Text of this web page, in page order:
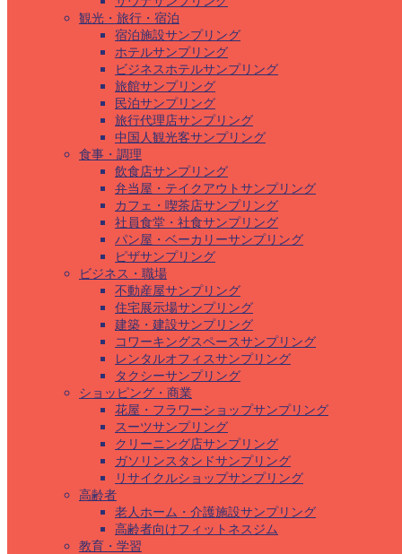
観光・旅行・宿泊
宿泊施設サンプリング
ホテルサンプリング
ビジネスホテルサンプリング
旅館サンプリング
民泊サンプリング
旅行代理店サンプリング
中国人観光客サンプリング
食事・調理
飲食店サンプリング
弁当屋・テイクアウトサンプリング
カフェ・喫茶店サンプリング
社員食堂・社食サンプリング
パン屋・ベーカリーサンプリング
ピザサンプリング
ビジネス・職場
不動産屋サンプリング
住宅展示場サンプリング
建築・建設サンプリング
コワーキングスペースサンプリング
レンタルオフィスサンプリング
タクシーサンプリング
ショッピング・商業
花屋・フラワーショップサンプリング
スーツサンプリング
クリーニング店サンプリング
ガソリンスタンドサンプリング
リサイクルショップサンプリング
高齢者
老人ホーム・介護施設サンプリング
高齢者向けフィットネスジム
教育・学習